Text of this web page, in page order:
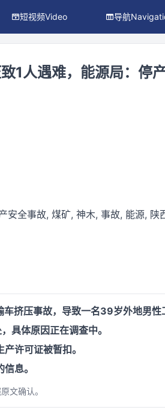
短视频Video 导航
1人遇难，能源局：停
安全事故, 煤矿, 神木, 事故, 能源, 陕
挤压事故，导致一名39岁外地男性
具体原因正在调查中。
许可证被暂扣。
息。
文确认。